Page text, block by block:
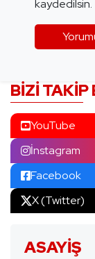
kaydedilsin.
BIZI TAKIP
YouTube
İnstagram
Facebook
X (Twitter)
ASAYIŞ